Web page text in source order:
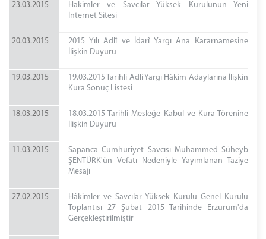
23.03.2015
Hakimler ve Savcılar Yüksek Kurulunun Yeni
İnternet Sitesi
20.03.2015
2015 Yılı Adlî ve İdarî Yargı Ana Kararnamesine
İlişkin Duyuru
19.03.2015
19.03.2015 Tarihli Adli Yargı Hâkim Adaylarına İlişkin
Kura Sonuç Listesi
18.03.2015
18.03.2015 Tarihli Mesleğe Kabul ve Kura Törenine
İlişkin Duyuru
11.03.2015
Sapanca Cumhuriyet Savcısı Muhammed Süheyb
ŞENTÜRK'ün Vefatı Nedeniyle Yayımlanan Taziye
Mesajı
27.02.2015
Hâkimler ve Savcılar Yüksek Kurulu Genel Kurulu
Toplantısı 27 Şubat 2015 Tarihinde Erzurum'da
Gerçekleştirilmiştir